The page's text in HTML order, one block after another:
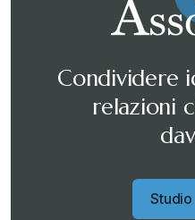
Condividere
relazioni
Studio